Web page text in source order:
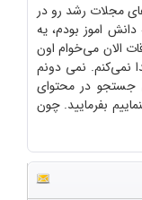
مجلات رشد رو در
۱۰ ۱۲ سال پیش که دانش اموز بودم، یه
الان می‌خوام اون
نمی‌کنم. نمی دونم
جستجو در محتوای
بفرمایید. چون